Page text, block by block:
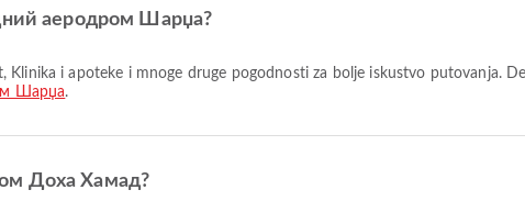
аеродром Шарџа?
Шарџа.
Доха Хамад?